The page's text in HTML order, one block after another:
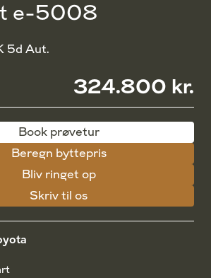
e-5008
5d Aut.
324.800 kr.
Book prøvetur
Beregn byttepris
Bliv ringet op
Skriv til os